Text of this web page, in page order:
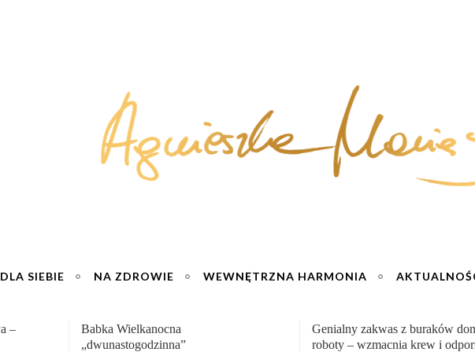
DLA SIEBIE NA ZDROWIE WEWNĘTRZNA HARMONIA
Genialny zakwas z buraków domowej
roboty – wzmacnia krew i odporność
„Przemiana” Podróż do siły i